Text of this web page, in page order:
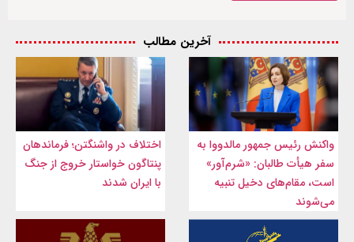
آخرین مطالب
واکنش رئیس جمهور مالدووا به
سفر هیأت طالبان: «شرم‌آور»
است، مقام‌های دخیل تنبیه
می‌شوند
اختلاف در واشنگتن؛ فرماندهان
پنتاگون خواستار خروج از جنگ
با ایران شدند